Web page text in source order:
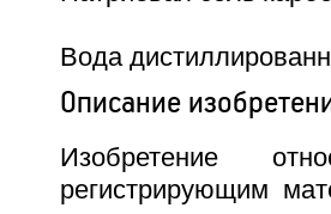
Вода
Описание
Изобретение
регистрирующим